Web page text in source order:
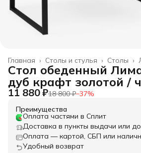
Столы ›
Столы и стулья ›
Главная ›
Стол обеденный
дуб крафт золотой /
11 880 ₽18 800 ₽−37%
Преимущества
Оплата частями в Сплит
Доставка в пункты выдачи или
Оплата — картой, СБП или
Удобный возврат